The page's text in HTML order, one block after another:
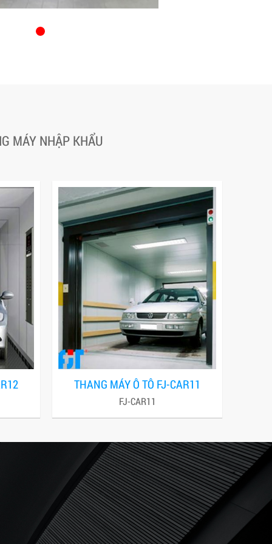
MÁY NHẬP KHẨU
THANG MÁY Ô TÔ FJ-CAR11
FJ-CAR11